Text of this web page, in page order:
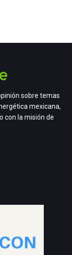
sobre temas
mexicana,
con la misión de